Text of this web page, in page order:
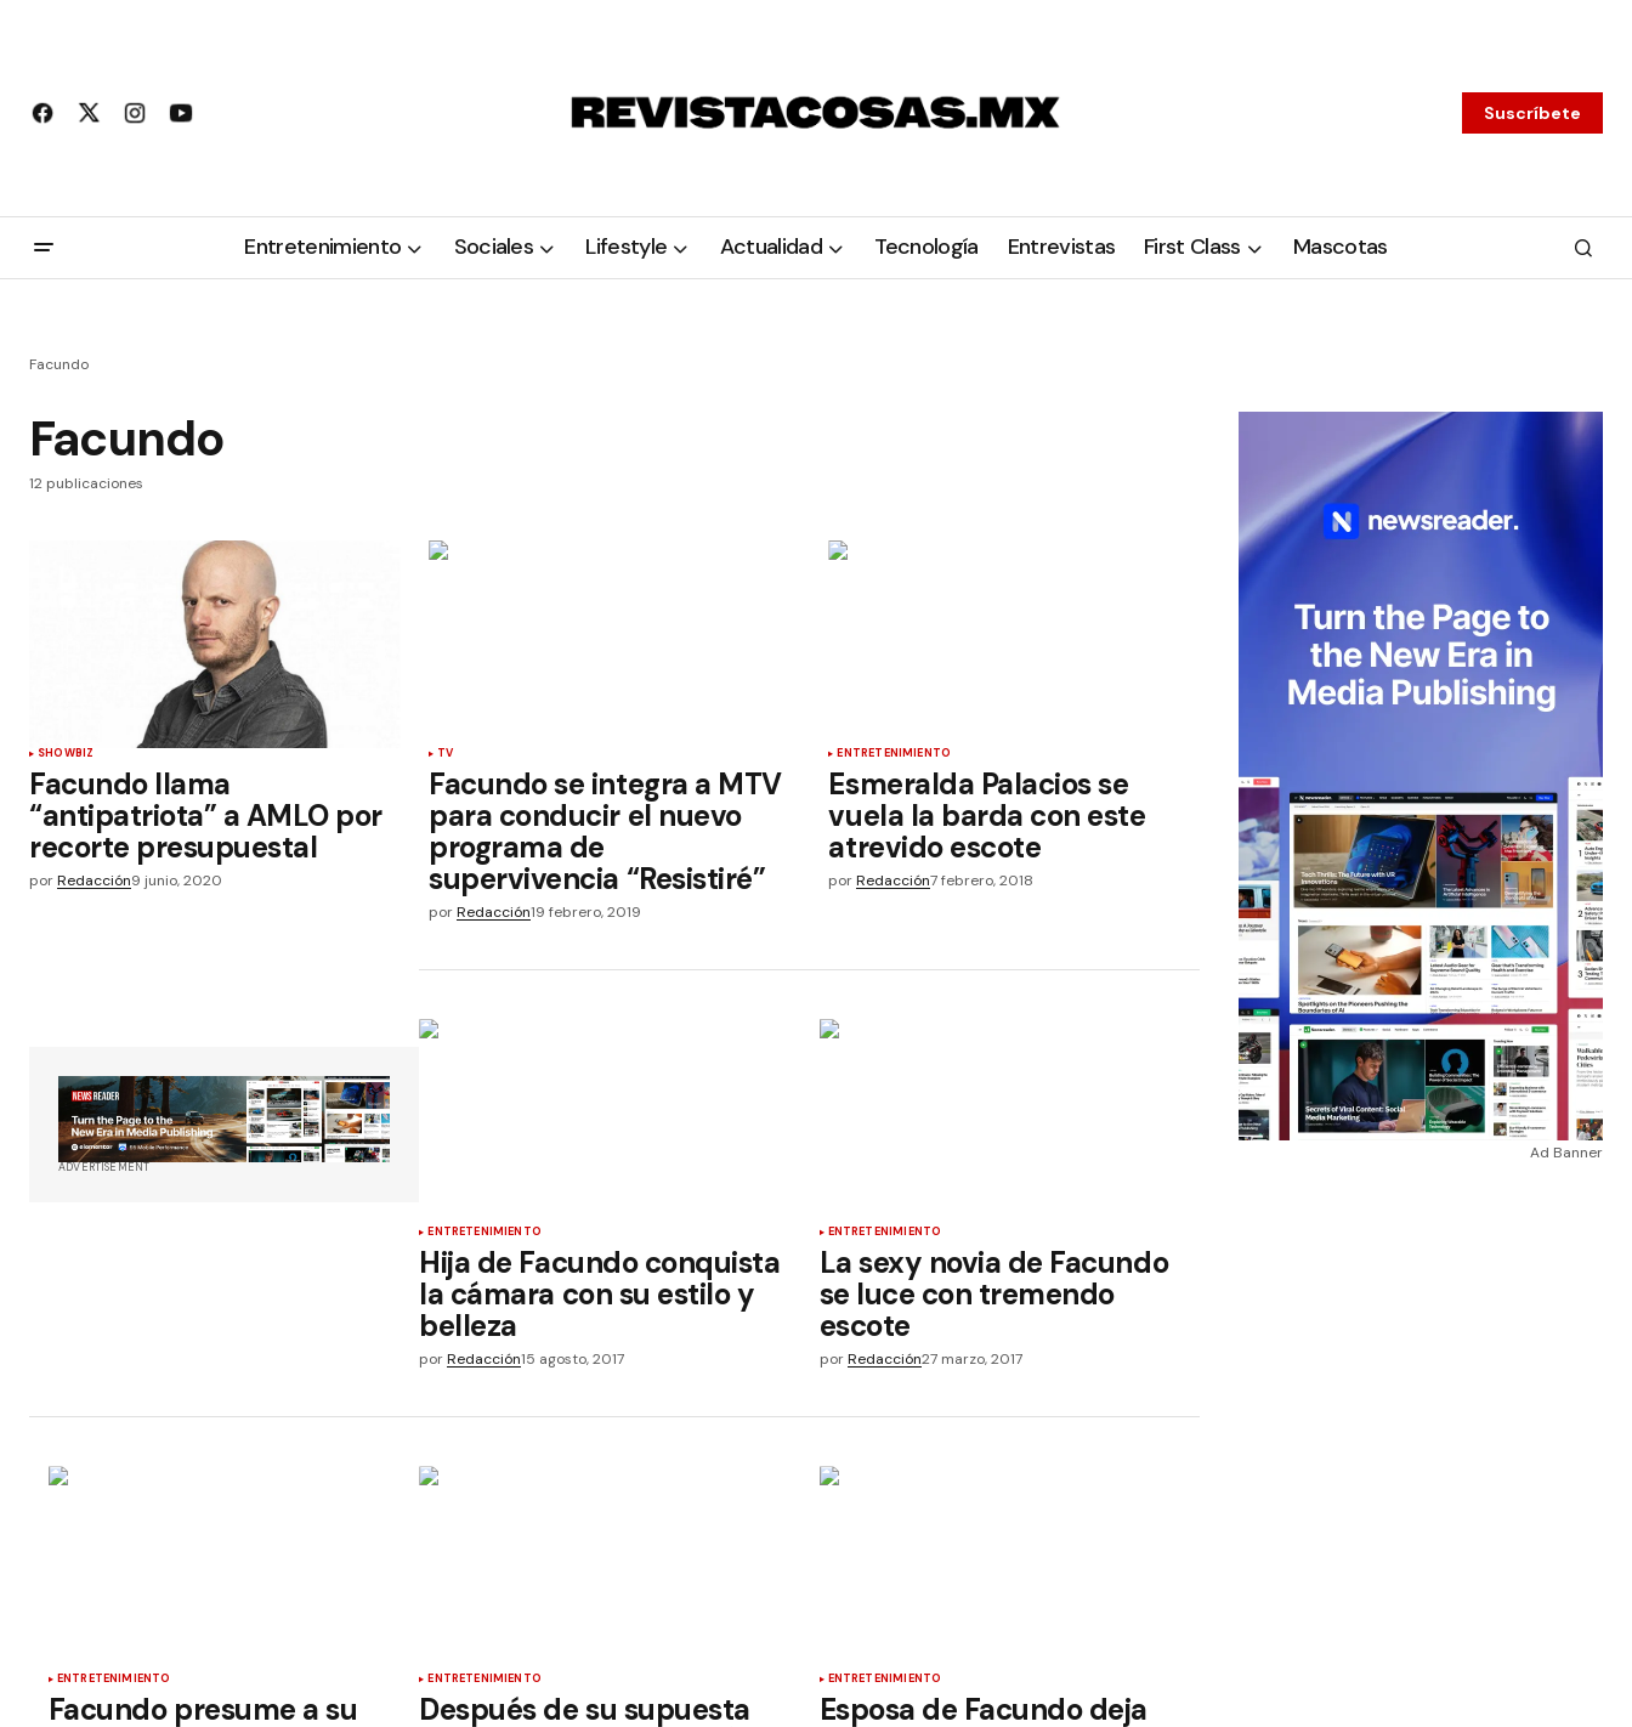
Suscríbete
Entretenimiento Sociales Lifestyle Actualidad Tecnología Entrevistas First Class Mascotas
Facundo
Facundo
12 publicaciones
SHOWBIZ
Facundo llama
“antipatriota” a AMLO por
recorte presupuestal
porRedacción9 junio, 2020
TV
Facundo se integra a MTV
para conducir el nuevo
programa de
supervivencia “Resistiré”
por Redacción19 febrero, 2019
ENTRETENIMIENTO
Esmeralda Palacios se
vuela la barda con este
atrevido escote
por Redacción7 febrero, 2018
ADVERTISEMENT
ENTRETENIMIENTO
Hija de Facundo conquista
la cámara con su estilo y
belleza
por Redacción15 agosto, 2017
ENTRETENIMIENTO
La sexy novia de Facundo
se luce con tremendo
escote
por Redacción27 marzo, 2017
ENTRETENIMIENTO
Facundo presume a su
ENTRETENIMIENTO
Después de su supuesta
ENTRETENIMIENTO
Esposa de Facundo deja
Ad Banner